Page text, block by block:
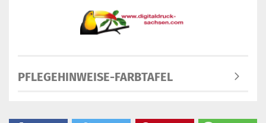
PFLEGEHINWEISE-FARBTAFEL